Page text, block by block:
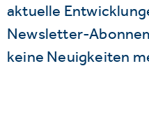
aktuelle
Newsletter-
keine Neuigkeiten